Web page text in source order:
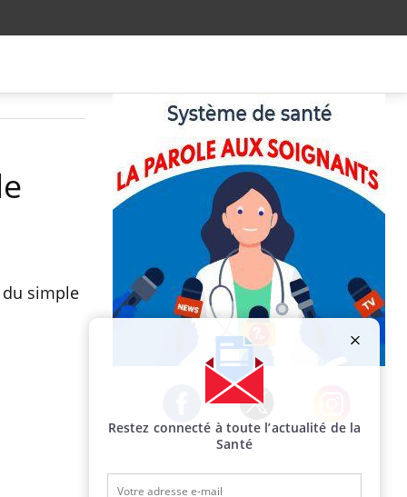
du simple
Facebook Twitter Instagram
Restez connecté à toute l’actualité de la
Santé